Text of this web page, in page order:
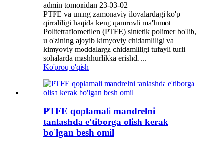
admin tomonidan 23-03-02
PTFE va uning zamonaviy ilovalardagi ko'p
qirraliligi haqida keng qamrovli ma'lumot
Politetrafloroetilen (PTFE) sintetik polimer bo'lib,
u o'zining ajoyib kimyoviy chidamliligi va
kimyoviy moddalarga chidamliligi tufayli turli
sohalarda mashhurlikka erishdi ...
Ko'proq o'qish
PTFE qoplamali mandrelni
tanlashda e'tiborga olish kerak
bo'lgan besh omil